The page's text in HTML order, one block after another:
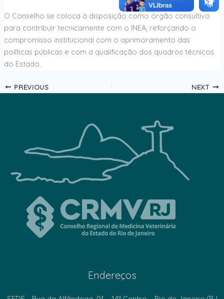
O Conselho se coloca à disposição como órgão consultivo
para contribuir tecnicamente com o INEA, reforçando o
compromisso institucional com o aprimoramento das
políticas públicas e com a qualificação dos quadros técnicos
do Estado.
PREVIOUS NEXT
Endereços